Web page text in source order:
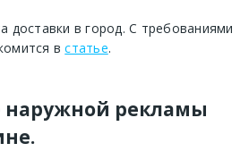
доставки в город. С требованиями
встатье.
рекламы